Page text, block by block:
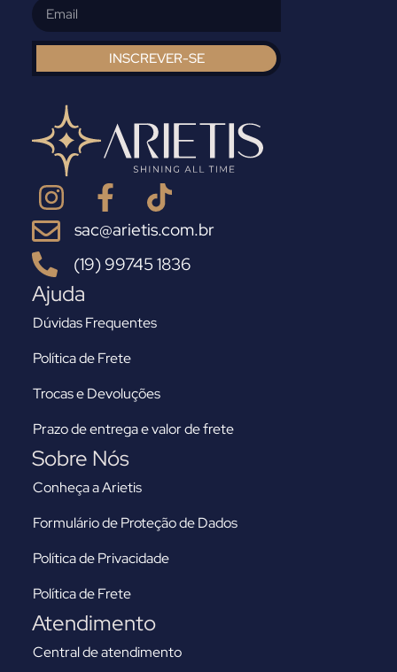
INSCREVER-SE
sac@arietis.com.br
(19) 99745 1836
Ajuda
Dúvidas Frequentes
Política de Frete
Trocas e Devoluções
Prazo de entrega e valor de frete
Sobre Nós
Conheça a Arietis
Formulário de Proteção de Dados
Política de Privacidade
Política de Frete
Atendimento
Central de atendimento